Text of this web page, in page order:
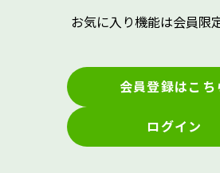
お気に入り機能は会員限
会員登録はこち
ログイン